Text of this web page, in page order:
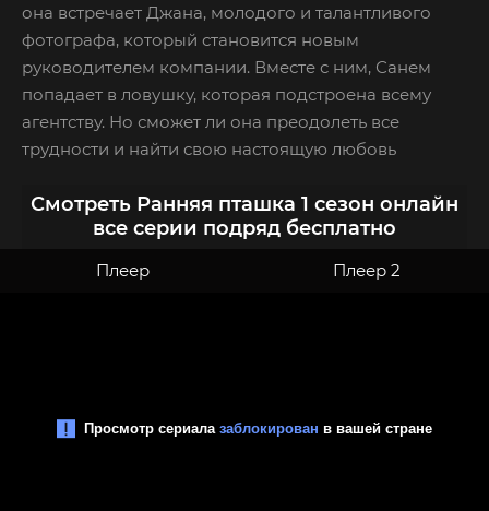
она встречает Джана, молодого и талантливого
фотографа, который становится новым
руководителем компании. Вместе с ним, Санем
попадает в ловушку, которая подстроена всему
агентству. Но сможет ли она преодолеть все
трудности и найти свою настоящую любовь
Смотреть Ранняя пташка 1 сезон онлайн
все серии подряд бесплатно
Плеер Плеер 2